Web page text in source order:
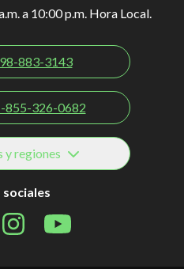
a 10:00 p.m. Hora Local.
883-3143
855-326-0682
y regiones
sociales